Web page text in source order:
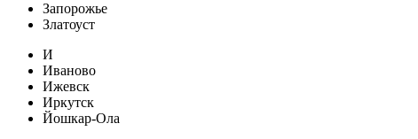
Запорожье
Златоуст
И
Иваново
Ижевск
Иркутск
Йошкар-Ола